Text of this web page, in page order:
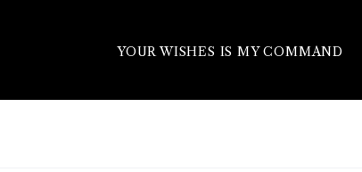
YOUR WISHES IS MY COMMAND